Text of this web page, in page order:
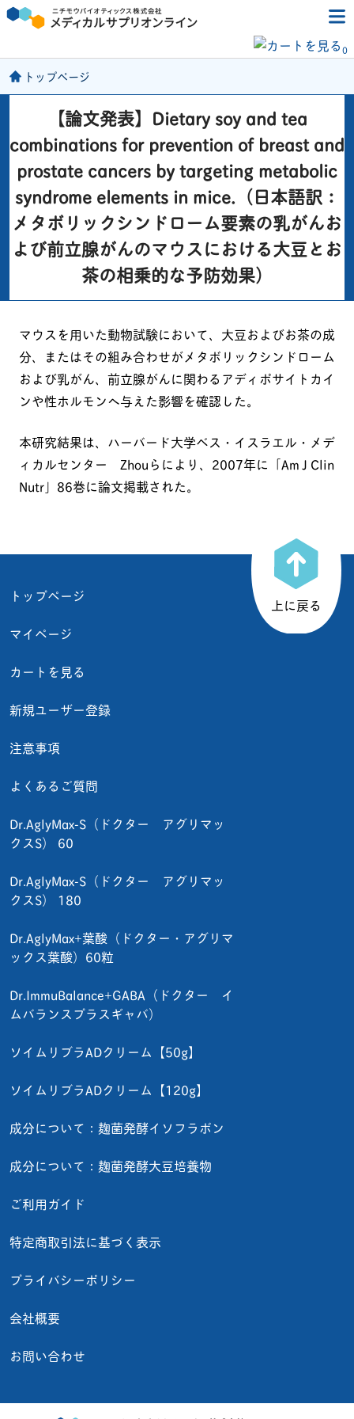
0
トップページ
【論文発表】Dietary soy and tea
combinations for prevention of breast and
prostate cancers by targeting metabolic
syndrome elements in mice.（日本語訳：
メタボリックシンドローム要素の乳がんお
よび前立腺がんのマウスにおける大豆とお
茶の相乗的な予防効果）
マウスを用いた動物試験において、大豆およびお茶の成
分、またはその組み合わせがメタボリックシンドローム
および乳がん、前立腺がんに関わるアディポサイトカイ
ンや性ホルモンへ与えた影響を確認した。
本研究結果は、ハーバード大学ベス・イスラエル・メデ
ィカルセンター Zhouらにより、2007年に「Am J Clin
Nutr」86巻に論文掲載された。
トップページ
マイページ
カートを見る
新規ユーザー登録
注意事項
よくあるご質問
Dr.AglyMax-S（ドクター アグリマッ
クスS） 60
Dr.AglyMax-S（ドクター アグリマッ
クスS） 180
Dr.AglyMax+葉酸（ドクター・アグリマ
ックス葉酸）60粒
Dr.ImmuBalance+GABA（ドクター イ
ムバランスプラスギャバ）
ソイムリブラADクリーム【50g】
ソイムリブラADクリーム【120g】
成分について：麹菌発酵イソフラボン
成分について：麹菌発酵大豆培養物
ご利用ガイド
特定商取引法に基づく表示
プライバシーポリシー
会社概要
お問い合わせ
上に戻る